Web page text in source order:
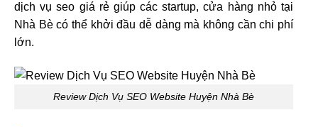
dịch vụ seo giá rẻ giúp các startup, cửa hàng nhỏ tại
Nhà Bè có thể khởi đầu dễ dàng mà không cần chi phí
lớn.
Review Dịch Vụ SEO Website Huyện Nhà Bè